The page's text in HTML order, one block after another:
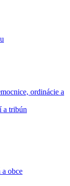
ordinácie a
a tribún
a obce